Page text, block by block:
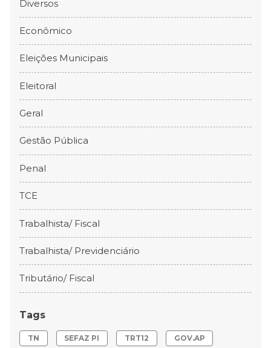
Diversos
Econômico
Eleições Municipais
Eleitoral
Geral
Gestão Pública
Penal
TCE
Trabalhista/ Fiscal
Trabalhista/ Previdenciário
Tributário/ Fiscal
Tags
TN SEFAZ PI TRT12 GOV.AP